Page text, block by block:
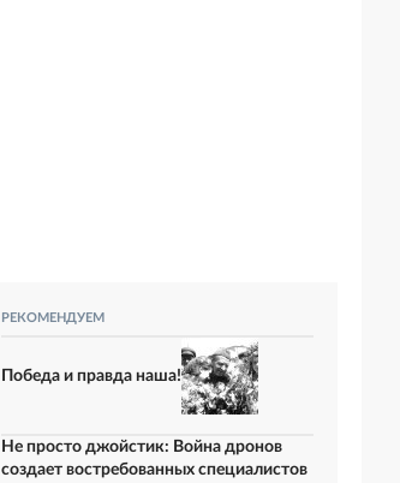
РЕКОМЕНДУЕМ
Победа и правда наша!
Не просто джойстик: Война дронов
создает востребованных специалистов